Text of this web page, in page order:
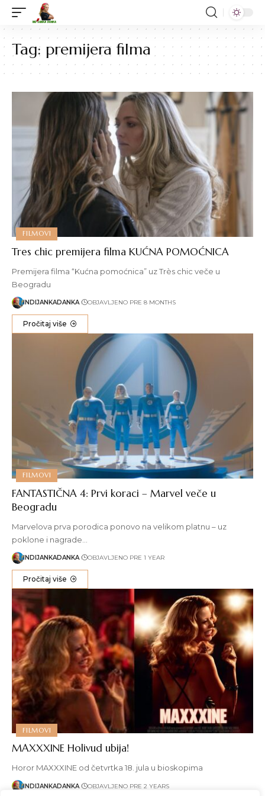
Tag: premijera filma
FILMOVI
Tres chic premijera filma KUĆNA POMOĆNICA
Premijera filma “Kućna pomoćnica” uz Très chic veče u
Beogradu
INDIJANKADANKA OBJAVLJENO PRE 8 MONTHS
Pročitaj više
FILMOVI
FANTASTIČNA 4: Prvi koraci – Marvel veče u
Beogradu
Marvelova prva porodica ponovo na velikom platnu – uz
poklone i nagrade…
INDIJANKADANKA OBJAVLJENO PRE 1 YEAR
Pročitaj više
FILMOVI
MAXXXINE Holivud ubija!
Horor MAXXXINE od četvrtka 18. jula u bioskopima
INDIJANKADANKA OBJAVLJENO PRE 2 YEARS